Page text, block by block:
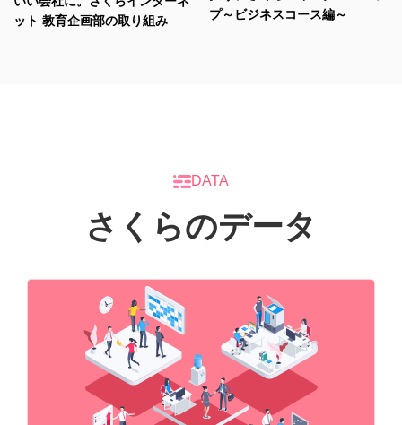
ット 教育企画部の取り組み
プ～ビジネスコース編～
DATA
さくらのデータ